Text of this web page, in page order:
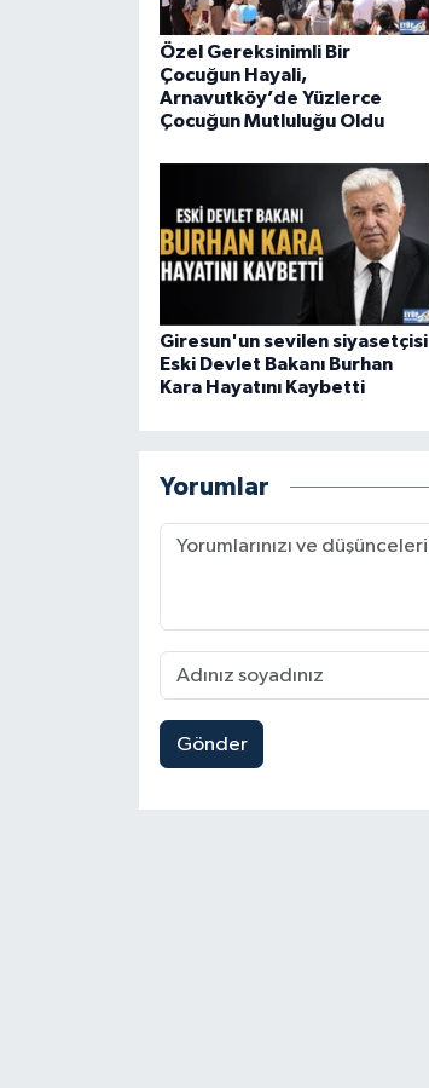
Özel Gereksinimli Bir
Çocuğun Hayali,
Arnavutköy’de Yüzlerce
Çocuğun Mutluluğu Oldu
Giresun'un sevilen siyasetçisi
Eski Devlet Bakanı Burhan
Kara Hayatını Kaybetti
Yorumlar
Gönder